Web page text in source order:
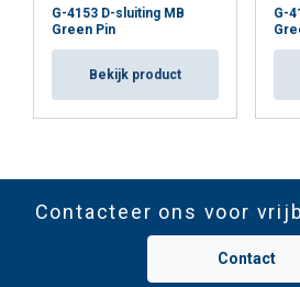
G-4153 D-sluiting MB
Green Pin
Bekijk product
G-
Contacteer ons voor
Contact